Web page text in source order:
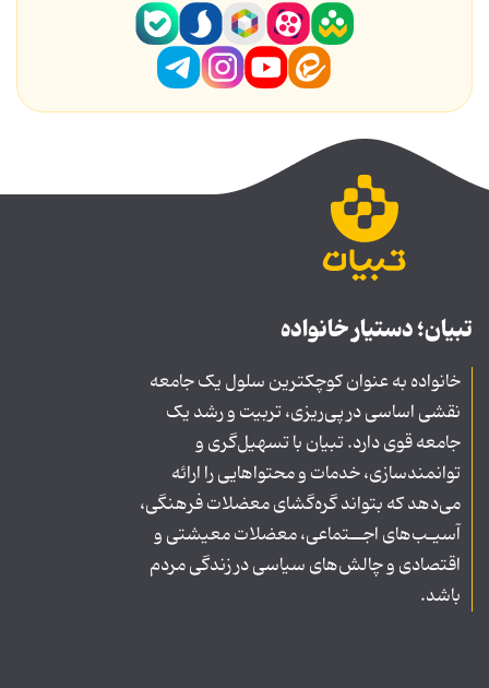
تبیان؛ دستیار خانواده
خانواده به عنوان کوچکترین سلول یک جامعه
نقشی اساسی در پی‌ریزی، تربیت و رشد یک
جامعه قوی دارد. تبیان با تسهیل‌گری و
توانمندسازی، خدمات و محتواهایی را ارائه
می‌دهد که بتواند گره‌گشای معضلات فرهنگی،
آسیـب‌های اجــتماعی، معضلات معیشتی و
اقتصادی و چالش‌های سیاسی در زندگی مردم
باشد.